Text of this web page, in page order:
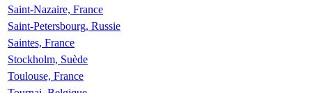
Saint-Nazaire, France
Saint-Petersbourg, Russie
Saintes, France
Stockholm, Suède
Toulouse, France